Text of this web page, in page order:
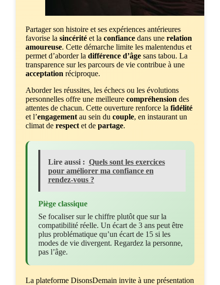
Partager son histoire et ses expériences antérieures
favorise la sincérité et la confiance dans une relation
amoureuse. Cette démarche limite les malentendus et
permet d’aborder la différence d’âge sans tabou. La
transparence sur les parcours de vie contribue à une
acceptation réciproque.
Aborder les réussites, les échecs ou les évolutions
personnelles offre une meilleure compréhension des
attentes de chacun. Cette ouverture renforce la fidélité
et l’engagement au sein du couple, en instaurant un
climat de respect et de partage.
Lire aussi : Quels sont les exercices
pour améliorer ma confiance en
rendez-vous ?
Piège classique
Se focaliser sur le chiffre plutôt que sur la
compatibilité réelle. Un écart de 3 ans peut être
plus problématique qu’un écart de 15 si les
modes de vie divergent. Regardez la personne,
pas l’âge.
La plateforme DisonsDemain invite à une présentation